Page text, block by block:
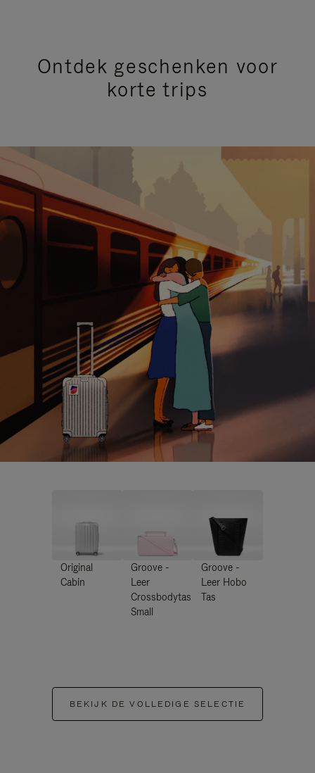
Ontdek geschenken voor
korte trips
Original
Cabin
Groove -
Leer
Crossbodytas
Small
Groove -
Leer Hobo
Tas
BEKIJK DE VOLLEDIGE SELECTIE